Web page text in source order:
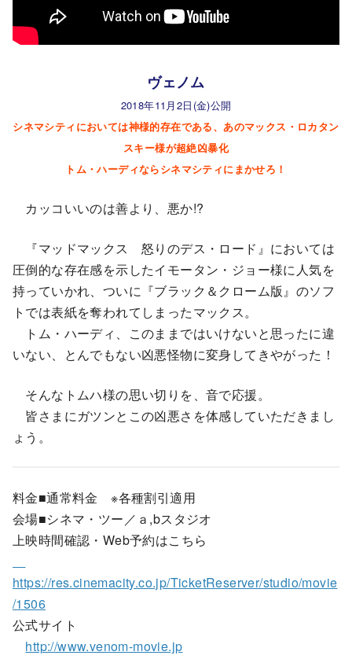
ヴェノム
2018年11月2日(金)公開
シネマシティにおいては神様的存在である、あのマックス・ロカタン
スキー様が超絶凶暴化
トム・ハーディならシネマシティにまかせろ！
カッコいいのは善より、悪か!?
『マッドマックス 怒りのデス・ロード』においては
圧倒的な存在感を示したイモータン・ジョー様に人気を
持っていかれ、ついに『ブラック＆クローム版』のソフ
トでは表紙を奪われてしまったマックス。
トム・ハーディ、このままではいけないと思ったに違
いない、とんでもない凶悪怪物に変身してきやがった！
そんなトムハ様の思い切りを、音で応援。
皆さまにガツンとこの凶悪さを体感していただきまし
ょう。
料金■通常料金 ※各種割引適用
会場■シネマ・ツー／ａ,bスタジオ
上映時間確認・Web予約はこちら
https://res.cinemacity.co.jp/TicketReserver/studio/movie
/1506
公式サイト
http://www.venom-movie.jp